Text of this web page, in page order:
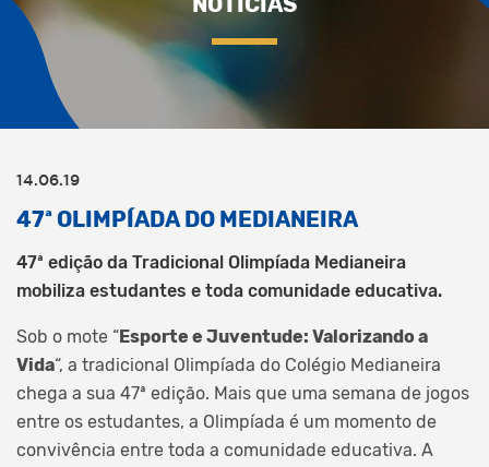
14.06.19
47ª OLIMPÍADA DO MEDIANEIRA
47ª edição da Tradicional Olimpíada Medianeira
mobiliza estudantes e toda comunidade educativa.
Sob o mote “ Esporte e Juventude: Valorizando a
Vida“, a tradicional Olimpíada do Colégio Medianeira
chega a sua 47ª edição. Mais que uma semana de jogos
entre os estudantes, a Olimpíada é um momento de
convivência entre toda a comunidade educativa. A